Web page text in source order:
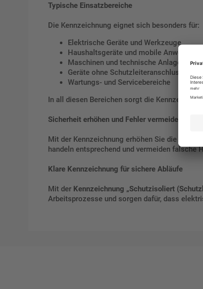
Typische Einsatzbereiche
Die Kennzeichnung eignet sich besonders für:
Elektrische Geräte und Werkzeuge
Haushaltsgeräte und mobile
Maschinen und technische Anlagen
Geräte ohne Schutzleiteranschluss
Wartungs- und Servicebereiche
In all diesen Bereichen sorgt die
Sicherheit erhöhen und Fehler vermeiden
Mit der Kennzeichnung erhöhen Sie die
handeln entsprechend und vermeiden falsche
Klare Kennzeichnung für sichere Abläufe
Mit der Kennzeichnung „Schutzisoliert
Arbeitsprozesse und sorgen dafür, dass